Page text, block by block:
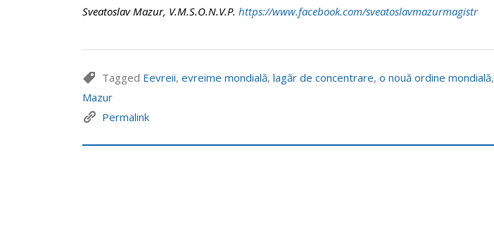
Sveatoslav Mazur, V.M.S.O.N.V.P. https://www.facebook.com/sveatoslavmazurmagistr
Tagged Eevreii, evreime mondială, lagăr de concentrare, o nouă ordine mondială,
Mazur
Permalink